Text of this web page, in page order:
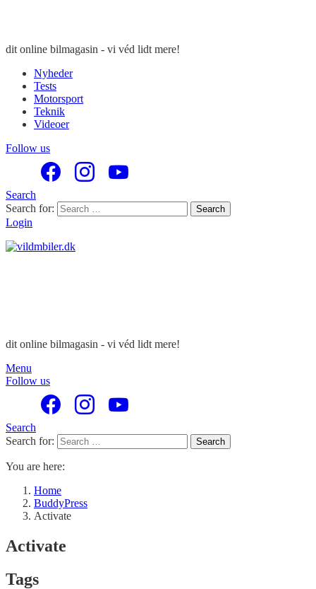
dit online bilmagasin - vi véd lidt mere!
Nyheder
Tests
Motorsport
Teknik
Videoer
Follow us
Search
Search for:
Search
Login
dit online bilmagasin - vi véd lidt mere!
Menu
Follow us
Search
Search for:
Search
You are here:
Home
BuddyPress
Activate
Activate
Tags